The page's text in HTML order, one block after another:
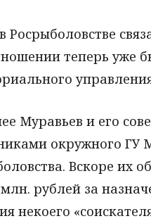
Росрыболовстве
теперь уже
Муравьев и его
окружного ГУ
Вскоре их
рублей за
некоего